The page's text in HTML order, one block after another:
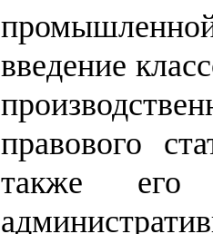
введение
правового
также его